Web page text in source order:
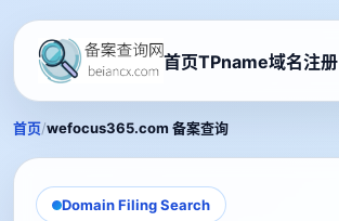
首页TPname域名注册
首页/wefocus365.com 备案查询
Domain Filing Search